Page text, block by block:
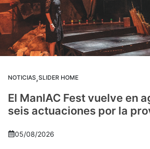
NOTICIAS,SLIDER HOME
El ManIAC Fest vuelve en
seis actuaciones por la
05/08/2026